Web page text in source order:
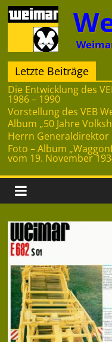
Zum
Inhalt
springen
Letzte Beiträge
Die Entwicklung des
1986 – 1990
Vorstellung des VEB
Album „50 Jahre
Herrn Generaldirektor
Foto – Album
vom 19. November